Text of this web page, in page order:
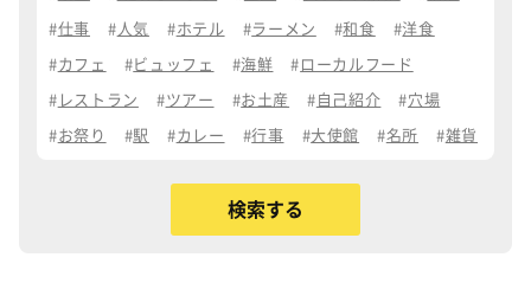
仕事 人気 ホテル ラーメン 和食 洋食
カフェ ビュッフェ 海鮮 ローカルフード
レストラン ツアー お土産 自己紹介 穴場
お祭り 駅 カレー 行事 大使館 名所 雑貨